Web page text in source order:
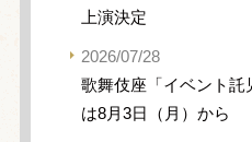
上演決定
2026/07/28
歌舞伎座「イベント託
は8月3日（月）から